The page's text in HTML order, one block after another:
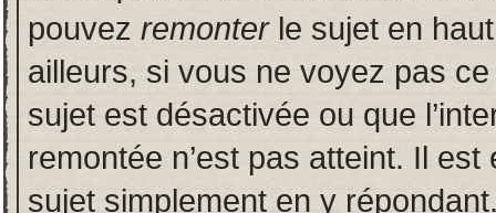
pouvez remonterle sujet en
ailleurs, si vous ne voyez pas
sujet est désactivée ou que
remontée n’est pas atteint. Il
sujet simplement en y